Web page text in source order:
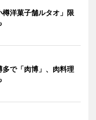
洋菓子舗ルタオ」限
で「肉博」、肉料理